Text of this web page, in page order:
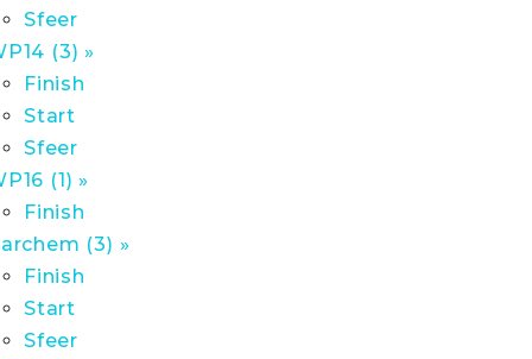
Sfeer
(3) »
Finish
Start
Sfeer
(1) »
Finish
(3) »
Finish
Start
Sfeer